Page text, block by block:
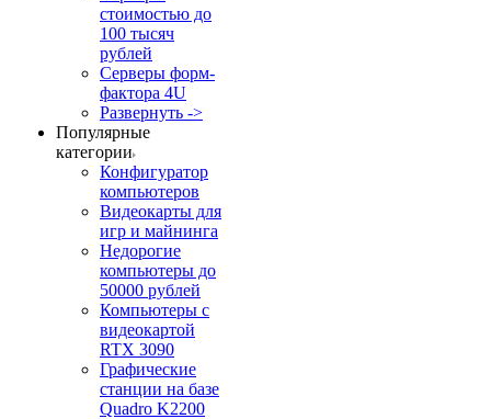
стоимостью до
100 тысяч
рублей
Серверы форм-
фактора 4U
Развернуть ->
Популярные
категории
Конфигуратор
компьютеров
Видеокарты для
игр и майнинга
Недорогие
компьютеры до
50000 рублей
Компьютеры с
видеокартой
RTX 3090
Графические
станции на базе
Quadro K2200